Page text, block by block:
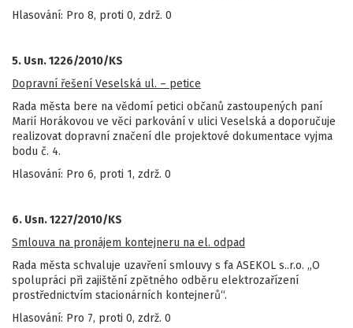
Hlasování: Pro 8, proti 0, zdrž. 0
5. Usn. 1226/2010/KS
Dopravní řešení Veselská ul. – petice
Rada města bere na vědomí petici občanů zastoupených paní
Marií Horákovou ve věci parkování v ulici Veselská a doporučuje
realizovat dopravní značení dle projektové dokumentace vyjma
bodu č. 4.
Hlasování: Pro 6, proti 1, zdrž. 0
6. Usn. 1227/2010/KS
Smlouva na pronájem kontejneru na el. odpad
Rada města schvaluje uzavření smlouvy s fa ASEKOL s..r.o. „O
spolupráci při zajištění zpětného odběru elektrozařízení
prostřednictvím stacionárních kontejnerů“.
Hlasování: Pro 7, proti 0, zdrž. 0